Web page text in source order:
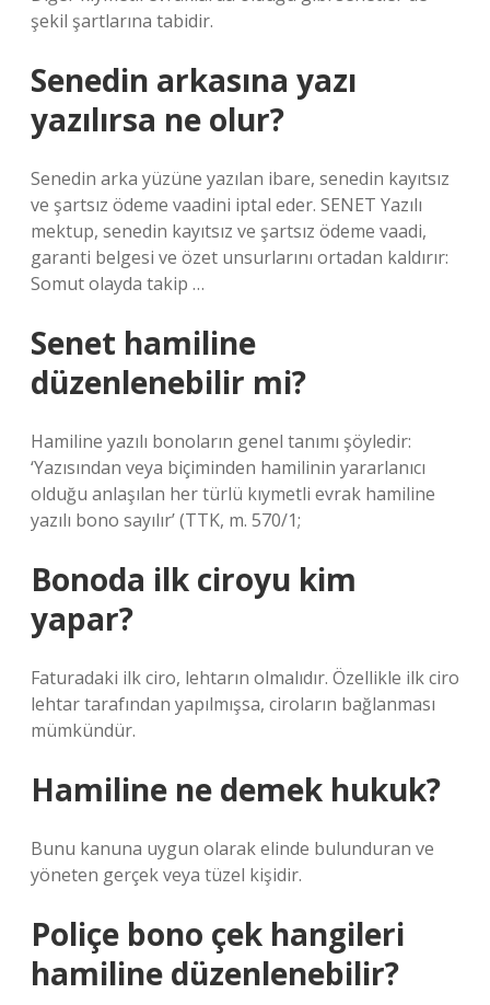
şekil şartlarına tabidir.
Senedin arkasına yazı
yazılırsa ne olur?
Senedin arka yüzüne yazılan ibare, senedin kayıtsız
ve şartsız ödeme vaadini iptal eder. SENET Yazılı
mektup, senedin kayıtsız ve şartsız ödeme vaadi,
garanti belgesi ve özet unsurlarını ortadan kaldırır:
Somut olayda takip …
Senet hamiline
düzenlenebilir mi?
Hamiline yazılı bonoların genel tanımı şöyledir:
‘Yazısından veya biçiminden hamilinin yararlanıcı
olduğu anlaşılan her türlü kıymetli evrak hamiline
yazılı bono sayılır’ (TTK, m. 570/1;
Bonoda ilk ciroyu kim
yapar?
Faturadaki ilk ciro, lehtarın olmalıdır. Özellikle ilk ciro
lehtar tarafından yapılmışsa, ciroların bağlanması
mümkündür.
Hamiline ne demek hukuk?
Bunu kanuna uygun olarak elinde bulunduran ve
yöneten gerçek veya tüzel kişidir.
Poliçe bono çek hangileri
hamiline düzenlenebilir?